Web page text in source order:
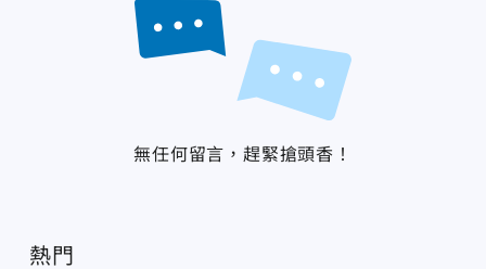
無任何留言，趕緊搶頭香！
熱門